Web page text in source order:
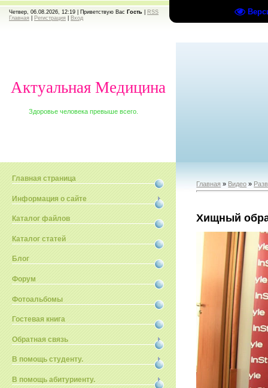
Четвер, 06.08.2026, 12:19 | Приветствую Вас Гость
RSS
Главная
Регистрация Вход
Актуальная Медицина
Здоровье человека превыше всего.
Главная страница
Информация о сайте
Каталог файлов
Каталог статей
Блог
Форум
Фотоальбомы
Гостевая книга
Обратная связь
В помощь студенту.
В помощь абитуриенту.
Главная » Видео »
Хищный